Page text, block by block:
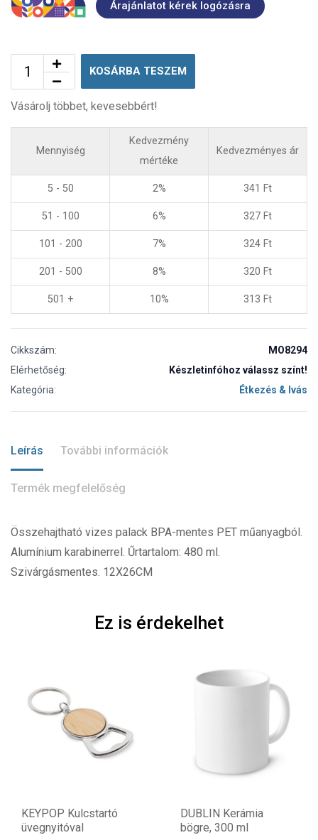
Árajánlatot kérek logózásra
KOSÁRBA TESZEM
Vásárolj többet, kevesebbért!
Mennyiség
Kedvezmény
mértéke
Kedvezményes ár
5 - 50 2% 341 Ft
51 - 100 6% 327 Ft
101 - 200 7% 324 Ft
201 - 500 8% 320 Ft
501 + 10% 313 Ft
Cikkszám:
MO8294
Elérhetőség:
Készletinfóhoz válassz színt!
Kategória:
Étkezés & Ivás
Leírás További információk
Termék megfelelőség
Összehajtható vizes palack BPA-mentes PET műanyagból.
Alumínium karabinerrel. Űrtartalom: 480 ml.
Szivárgásmentes. 12X26CM
Ez is érdekelhet
KEYPOP Kulcstartó
üvegnyitóval
DUBLIN Kerámia
bögre, 300 ml